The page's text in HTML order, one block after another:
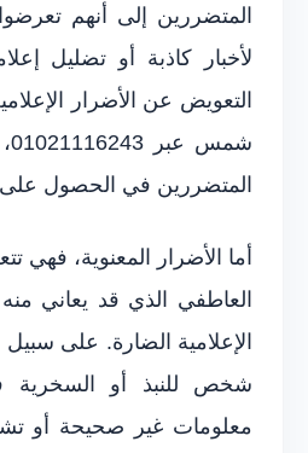
المتضررين إلى أنهم
لأخبار كاذبة أو تضليل
التعويض عن الأضرار
المتضررين في الحصول على
أما الأضرار المعنوية، فهي
العاطفي الذي قد يعاني منه
الإعلامية الضارة. على سبيل
شخص للنبذ أو السخرية
معلومات غير صحيحة أو